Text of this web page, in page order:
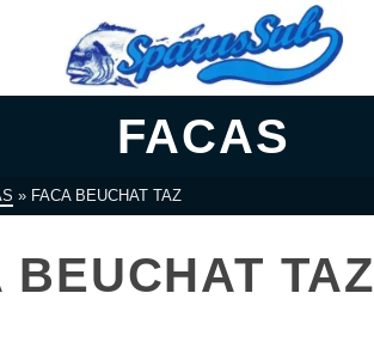
FACAS
» FACA BEUCHAT TAZ
BEUCHAT TAZ